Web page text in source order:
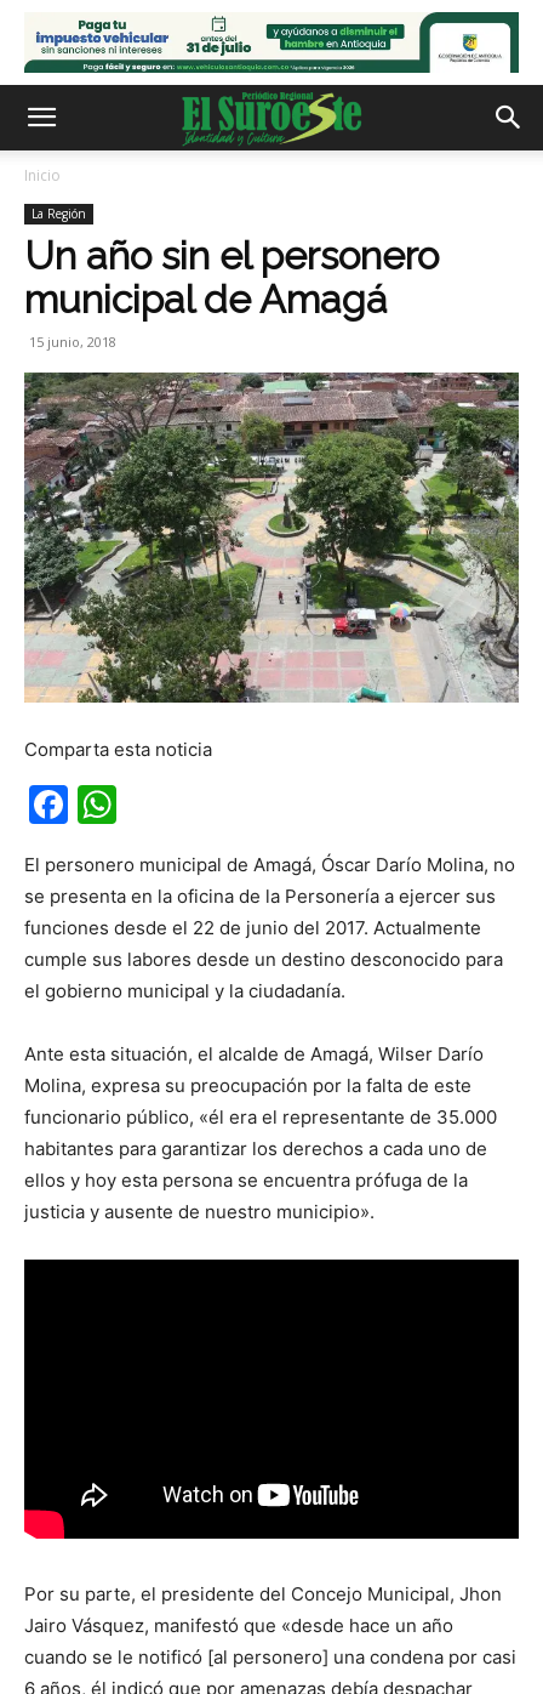
Inicio
La Región
Un año sin el personero
municipal de Amagá
15 junio, 2018
Comparta esta noticia
Facebook
El personero municipal de Amagá, Óscar Darío Molina, no
se presenta en la oficina de la Personería a ejercer sus
funciones desde el 22 de junio del 2017. Actualmente
cumple sus labores desde un destino desconocido para
el gobierno municipal y la ciudadanía.
Ante esta situación, el alcalde de Amagá, Wilser Darío
Molina, expresa su preocupación por la falta de este
funcionario público, «él era el representante de 35.000
habitantes para garantizar los derechos a cada uno de
ellos y hoy esta persona se encuentra prófuga de la
justicia y ausente de nuestro municipio».
Por su parte, el presidente del Concejo Municipal, Jhon
Jairo Vásquez, manifestó que «desde hace un año
cuando se le notificó [al personero] una condena por casi
6 años, él indicó que por amenazas debía despachar